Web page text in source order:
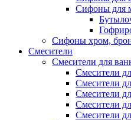
Сифоны для
Сифоны хром,
Смесители
Смесители для
Смесители
Смесители
Смесители
Смесители
Смесители